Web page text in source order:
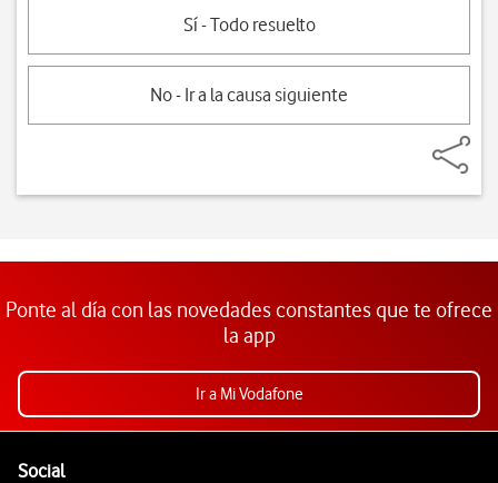
Sí - Todo resuelto
No - Ir a la causa siguiente
Ponte al día con las novedades constantes que te ofrece
la app
Ir a Mi Vodafone
SocialEnlaces a las redes sociales de Vodafone